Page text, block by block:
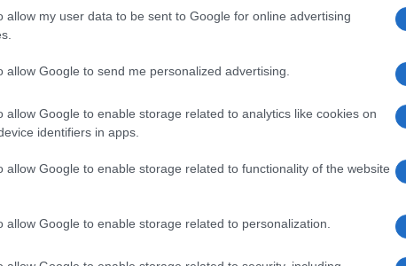
allow my user data to be sent to Google for online advertising
allow Google to send me personalized advertising.
allow Google to enable storage related to analytics like cookies on
identifiers in apps.
allow Google to enable storage related to functionality of the website
allow Google to enable storage related to personalization.
Αγίου Όρους, που κάποτε ήταν 70 και
για την πραγματοποίηση ενός
με θέμα ‘η πολιτιστική κληρονομιά
βλέμμα των εφήβων’.Αυτό συνέβη καθώς
διαδεδομένα και περισσότερο